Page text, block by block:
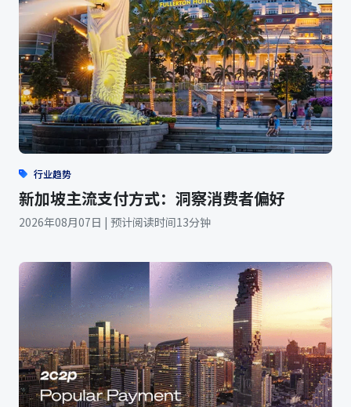
行业趋势
新加坡主流支付方式：洞察消费者偏好
2026年08月07日 | 预计阅读时间13分钟